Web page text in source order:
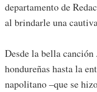
departamento de
al brindarle una
Desde la bella
hondureñas hasta la
napolitano –que se